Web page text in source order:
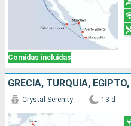
Comidas incluidas
Crystal Serenity 13 d